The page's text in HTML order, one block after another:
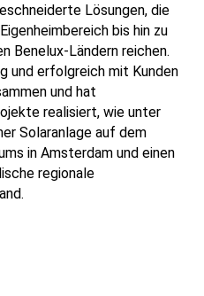
Lösungen, die
bis hin zu
Benelux-Ländern reichen.
und erfolgreich mit Kunden
und hat
realisiert, wie unter
Solaranlage auf dem
in Amsterdam und einen
regionale